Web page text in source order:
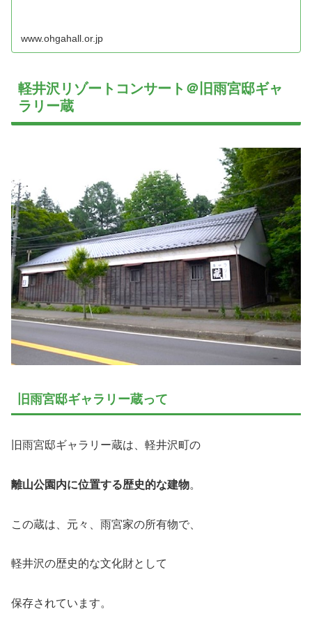
www.ohgahall.or.jp
軽井沢リゾートコンサート＠旧雨宮邸ギャ
ラリー蔵
旧雨宮邸ギャラリー蔵って
旧雨宮邸ギャラリー蔵は、軽井沢町の
離山公園内に位置する歴史的な建物。
この蔵は、元々、雨宮家の所有物で、
軽井沢の歴史的な文化財として
保存されています。